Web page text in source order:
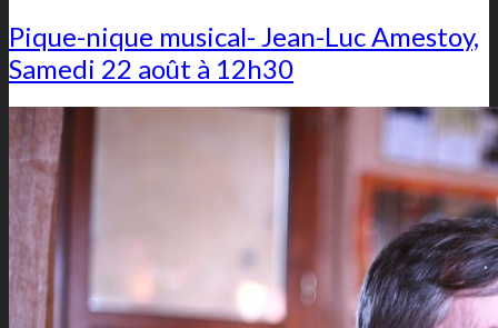
Pique-nique musical- Jean-Luc Amestoy,
Samedi 22 août à 12h30